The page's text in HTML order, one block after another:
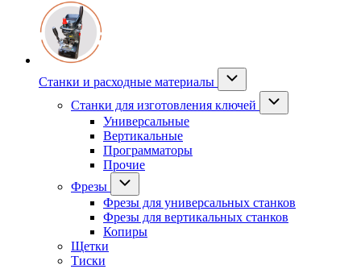
Станки и расходные материалы
Станки для изготовления ключей
Универсальные
Вертикальные
Программаторы
Прочие
Фрезы
Фрезы для универсальных станков
Фрезы для вертикальных станков
Копиры
Щетки
Тиски